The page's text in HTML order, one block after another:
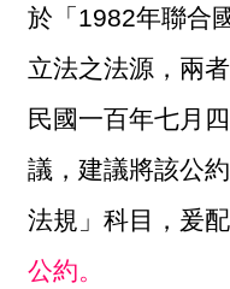
於「1982年聯合
立法之法源，兩
民國一百年七月
議，建議將該公
法規」科目，爰
公約。